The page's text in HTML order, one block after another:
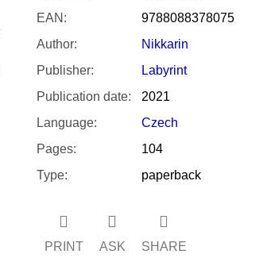
EAN :
9788088378075
Author:
Nikkarin
Publisher:
Labyrint
Publication date:
2021
Language:
Czech
Pages:
104
Type: paperback
PRINT ASK SHARE